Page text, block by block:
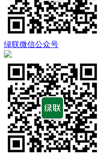
绿联微信公众号